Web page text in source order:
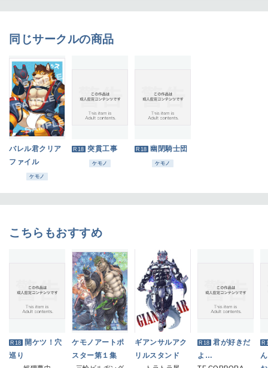
同じサークルの商品
バレル君クリア
ファイル
ケモノ
R18 突貫工事
ケモノ
R18 幽閉騎士団
ケモノ
こちらもおすすめ
R18 開ケツ！穴
巡り
ケモノアートポ
スター第１集
ギアンサルアク
リルスタンド
R18 君が好きだ
よ…